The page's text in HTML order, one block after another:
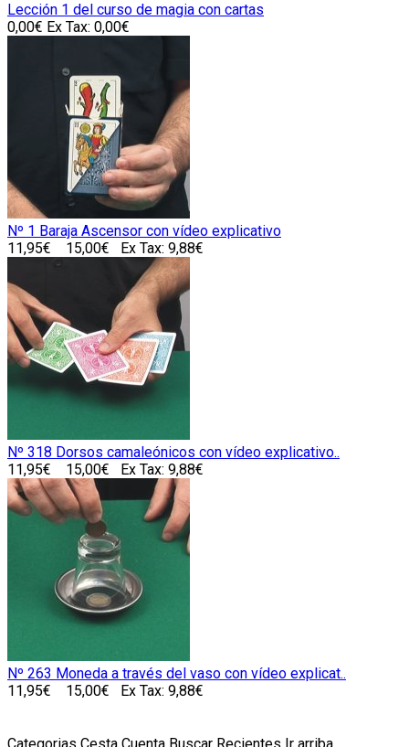
Lección 1 del curso de magia con cartas
0,00€ Ex Tax: 0,00€
Nº 1 Baraja Ascensor con vídeo explicativo
11,95€
15,00€ Ex Tax: 9,88€
Nº 318 Dorsos camaleónicos con vídeo explicativo..
11,95€
15,00€ Ex Tax: 9,88€
Nº 263 Moneda a través del vaso con vídeo explicat..
11,95€
15,00€ Ex Tax: 9,88€